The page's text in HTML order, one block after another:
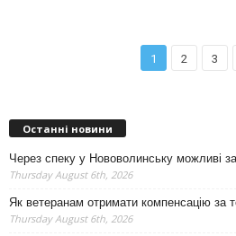
1 2 3
Останні новини
Через спеку у Нововолинську можливі
Thursday August 6th, 2026
Як ветеранам отримати компенсацію за
Thursday August 6th, 2026